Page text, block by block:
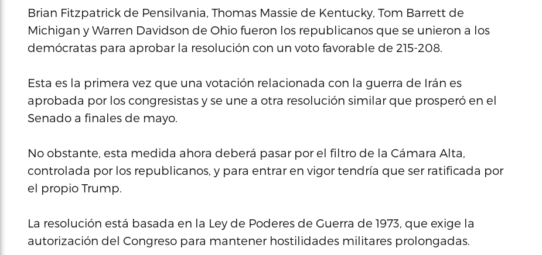
Brian Fitzpatrick de Pensilvania, Thomas Massie de Kentucky, Tom Barrett de
Michigan y Warren Davidson de Ohio fueron los republicanos que se unieron a los
demócratas para aprobar la resolución con un voto favorable de 215-208.
Esta es la primera vez que una votación relacionada con la guerra de Irán es
aprobada por los congresistas y se une a otra resolución similar que prosperó en el
Senado a finales de mayo.
No obstante, esta medida ahora deberá pasar por el filtro de la Cámara Alta,
controlada por los republicanos, y para entrar en vigor tendría que ser ratificada por
el propio Trump.
La resolución está basada en la Ley de Poderes de Guerra de 1973, que exige la
autorización del Congreso para mantener hostilidades militares prolongadas.